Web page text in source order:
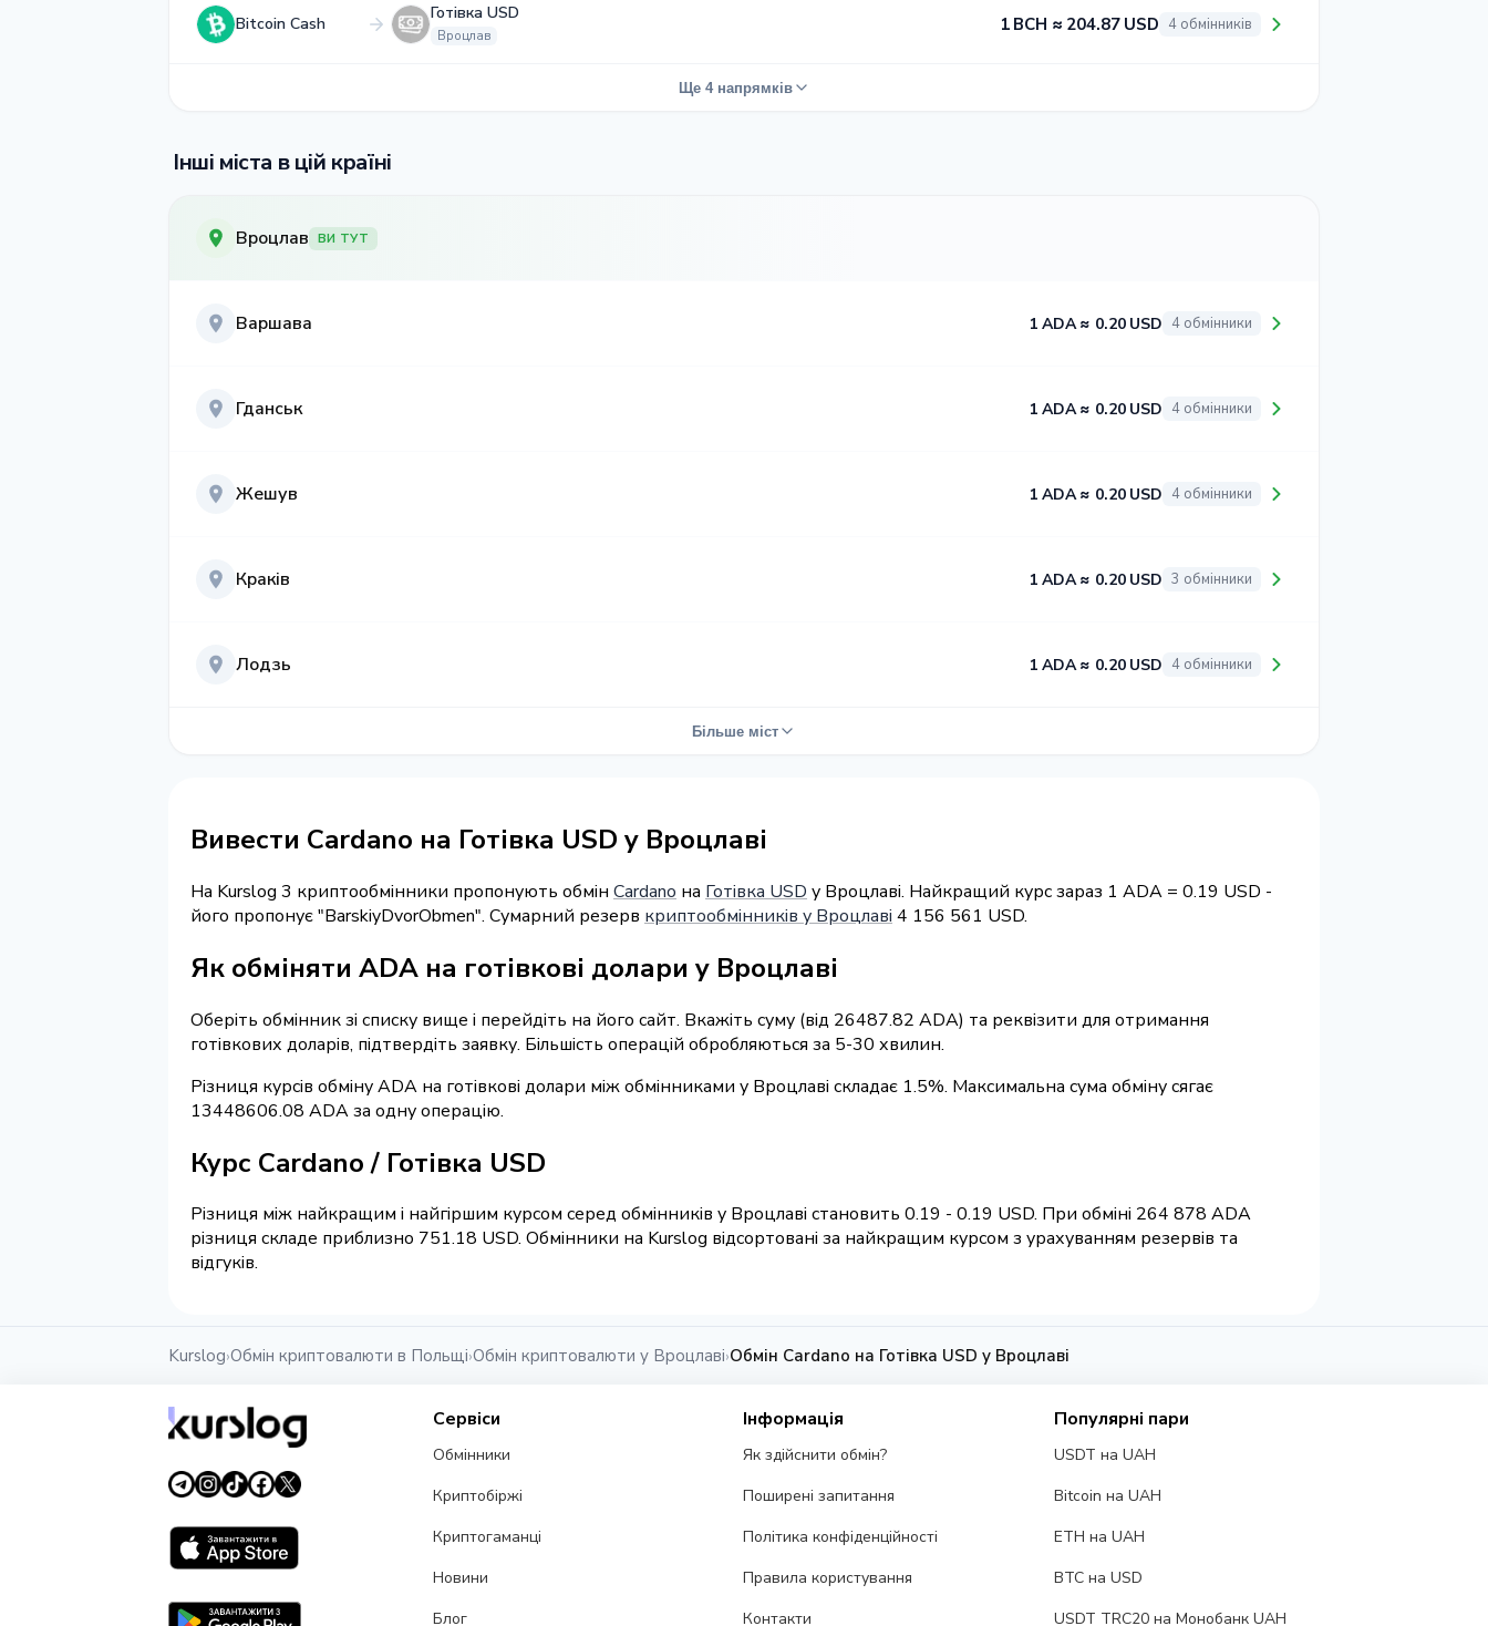
Bitcoin Cash
Готівка USD
Вроцлав
1 BCH ≈ 204.87 USD 4 обмінників
Ще 4 напрямків
Інші міста в цій країні
Вроцлав ВИ ТУТ
Варшава 1 ADA ≈ 0.20 USD 4 обмінники
Гданськ 1 ADA ≈ 0.20 USD 4 обмінники
Жешув 1 ADA ≈ 0.20 USD 4 обмінники
Краків 1 ADA ≈ 0.20 USD 3 обмінники
Лодзь 1 ADA ≈ 0.20 USD 4 обмінники
Більше міст
Вивести Cardano на Готівка USD у Вроцлаві
На Kurslog 3 криптообмінники пропонують обмін Cardano на Готівка USD у Вроцлаві. Найкращий курс зараз 1 ADA = 0.19 USD -
його пропонує "BarskiyDvorObmen". Сумарний резерв криптообмінників у Вроцлаві 4 156 561 USD.
Як обміняти ADA на готівкові долари у Вроцлаві
Оберіть обмінник зі списку вище і перейдіть на його сайт. Вкажіть суму (від 26487.82 ADA) та реквізити для отримання
готівкових доларів, підтвердіть заявку. Більшість операцій обробляються за 5-30 хвилин.
Різниця курсів обміну ADA на готівкові долари між обмінниками у Вроцлаві складає 1.5%. Максимальна сума обміну сягає
13448606.08 ADA за одну операцію.
Курс Cardano / Готівка USD
Різниця між найкращим і найгіршим курсом серед обмінників у Вроцлаві становить 0.19 - 0.19 USD. При обміні 264 878 ADA
різниця складе приблизно 751.18 USD. Обмінники на Kurslog відсортовані за найкращим курсом з урахуванням резервів та
відгуків.
Kurslog›Обмін криптовалюти в Польщі›Обмін криптовалюти у Вроцлаві›Обмін Cardano на Готівка USD у Вроцлаві
Сервіси
Обмінники
Криптобіржі
Криптогаманці
Новини
Блог
Інформація
Як здійснити обмін?
Поширені запитання
Політика конфіденційності
Правила користування
Контакти
Популярні пари
USDT на UAH
Bitcoin на UAH
ETH на UAH
BTC на USD
USDT TRC20 на Монобанк UAH